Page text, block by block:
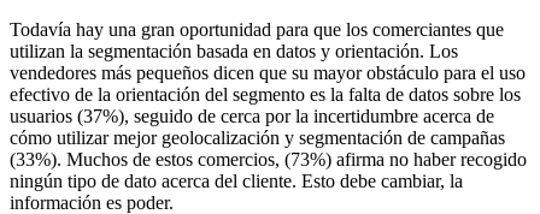
Todavía hay una gran oportunidad para que los comerciantes que
utilizan la segmentación basada en datos y orientación. Los
vendedores más pequeños dicen que su mayor obstáculo para el uso
efectivo de la orientación del segmento es la falta de datos sobre los
usuarios (37%), seguido de cerca por la incertidumbre acerca de
cómo utilizar mejor geolocalización y segmentación de campañas
(33%). Muchos de estos comercios, (73%) afirma no haber recogido
ningún tipo de dato acerca del cliente. Esto debe cambiar, la
información es poder.